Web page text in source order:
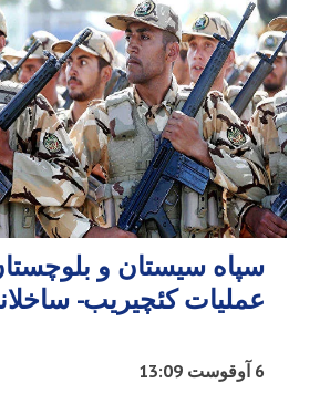
سپاه سیستان و
عملیات کئچیریب-
6 آوقوست 13:09